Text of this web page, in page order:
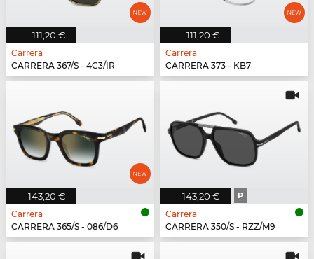
111,20 €
Carrera
CARRERA 367/S - 4C3/IR
111,20 €
Carrera
CARRERA 373 - KB7
143,20 €
Carrera
CARRERA 365/S - 086/D6
143,20 € P
Carrera
CARRERA 350/S - RZZ/M9